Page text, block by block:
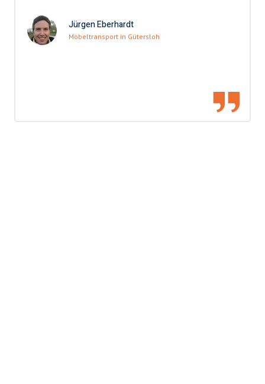
Jürgen Eberhardt
Möbeltransport in Gütersloh